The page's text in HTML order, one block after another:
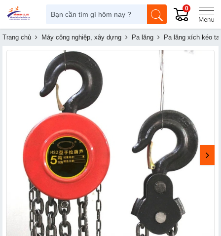
0
Trang chủ Máy công nghiệp, xây dựng Pa lăng Pa lăng xích kéo